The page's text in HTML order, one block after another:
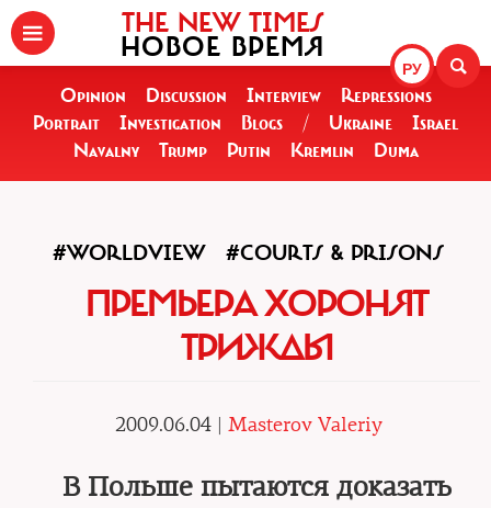
РУ
THE NEW TIMES
НОВОЕ ВРЕМЯ
Opinion Discussion Interview
Repressions
Portrait
Investigation Blogs / Ukraine
Israel
Navalny
Trump Putin Kremlin Duma
#WORLDVIEW #COURTS & PRISONS
ПРЕМЬЕРА ХОРОНЯТ
ТРИЖДЫ
2009.06.04 | Masterov Valeriy
В Польше пытаются доказать